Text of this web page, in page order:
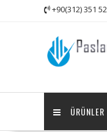
+90(312) 351
ÜRÜNLER